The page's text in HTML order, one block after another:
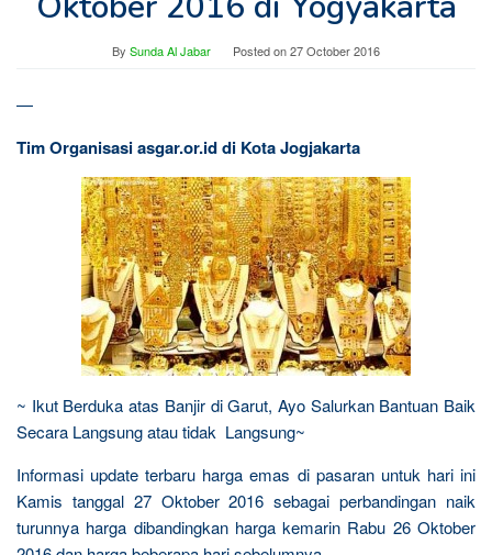
By Sunda Al Jabar Posted on27 October 2016
—
Tim Organisasi asgar.or.id di Kota Jogjakarta
~ Ikut Berduka atas Banjir di Garut, Ayo Salurkan Bantuan Baik
Secara Langsung atau tidak Langsung~
Informasi update terbaru harga emas di pasaran untuk hari ini
Kamis tanggal 27 Oktober 2016 sebagai perbandingan naik
turunnya harga dibandingkan harga kemarin Rabu 26 Oktober